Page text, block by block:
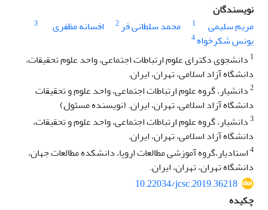
نویسندگان
مریم سلیمی
1 محمد سلطانی فر2 افسانه مظفری 3
یونس شکرخواه4
1 دانشجوی دکترای علوم ارتباطات اجتماعی، واحد علوم تحقیقات،
دانشگاه آزاد اسلامی، تهران، ایران.
2دانشیار، گروه علوم ارتباطات اجتماعی، واحد علوم و تحقیقات
دانشگاه آزاد اسلامی، تهران، ایران. (نویسنده مسئول)
3دانشیار، گروه علوم ارتباطات اجتماعی، واحد علوم و تحقیقات،
دانشگاه آزاد اسلامی، تهران، ایران.
4استادیار،گروه آموزشی مطالعات اروپا، دانشکده مطالعات جهان،
دانشگاه تهران، تهران، ایران.
10.22034/jcsc.2019.36218
چکیده